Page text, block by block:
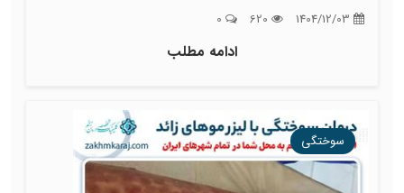
ادامه مطلب
سوختگی